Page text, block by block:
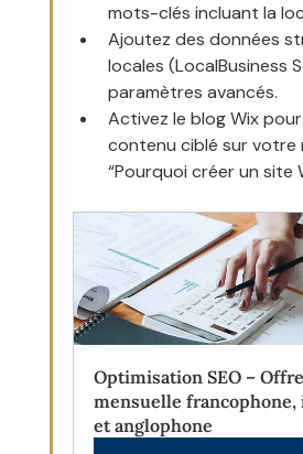
mots-clés incluant la
Ajoutez des données
locales (LocalBusiness
paramètres avancés.
Activez le blog Wix
contenu ciblé sur votre
“Pourquoi créer un site
Optimisation SEO – Offre
mensuelle francophone,
et anglophone